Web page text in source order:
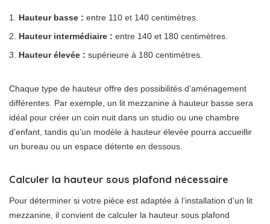
Hauteur basse : entre 110 et 140 centimètres.
Hauteur intermédiaire : entre 140 et 180 centimètres.
Hauteur élevée : supérieure à 180 centimètres.
Chaque type de hauteur offre des possibilités d’aménagement
différentes. Par exemple, un lit mezzanine à hauteur basse sera
idéal pour créer un coin nuit dans un studio ou une chambre
d’enfant, tandis qu’un modèle à hauteur élevée pourra accueillir
un bureau ou un espace détente en dessous.
Calculer la hauteur sous plafond nécessaire
Pour déterminer si votre pièce est adaptée à l’installation d’un lit
mezzanine, il convient de calculer la hauteur sous plafond